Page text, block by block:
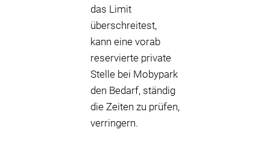
das Limit
überschreitest,
kann eine vorab
reservierte private
Stelle bei Mobypark
den Bedarf, ständig
die Zeiten zu prüfen,
verringern.